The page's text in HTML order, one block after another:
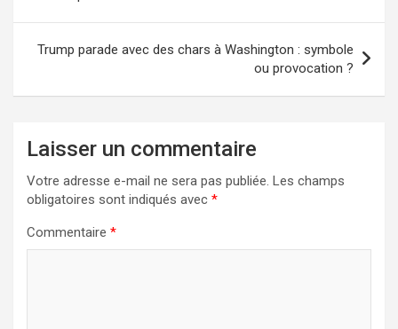
l’article
Trump parade avec des chars à Washington : symbole
ou provocation ?
Laisser un commentaire
Votre adresse e-mail ne sera pas publiée. Les champs
obligatoires sont indiqués avec *
Commentaire *